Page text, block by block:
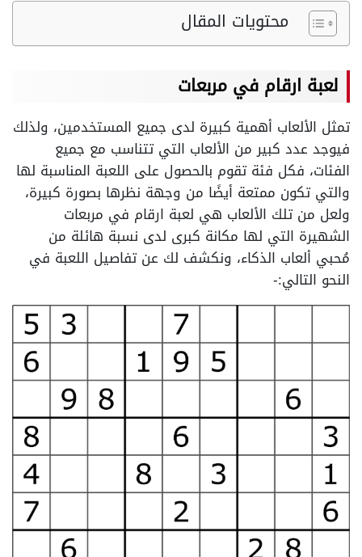
محتويات المقال
لعبة ارقام في مربعات
تمثل الألعاب أهمية كبيرة لدى جميع المستخدمين، ولذلك
فيوجد عدد كبير من الألعاب التي تتناسب مع جميع
الفئات، فكل فئة تقوم بالحصول على اللعبة المناسبة لها
والتي تكون ممتعة أيضًا من وجهة نظرها بصورة كبيرة،
ولعل من تلك الألعاب هي لعبة ارقام في مربعات
الشهيرة التي لها مكانة كبرى لدى نسبة هائلة من
مُحبي ألعاب الذكاء، ونكشف لك عن تفاصيل اللعبة في
النحو التالي:-